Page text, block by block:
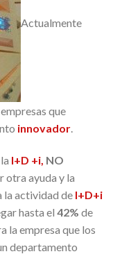
Actualmente
que
innovador.
I+D +i, NO
otra ayuda y la
la actividad de I+D+i
hasta el 42% de
la empresa que los
departamento